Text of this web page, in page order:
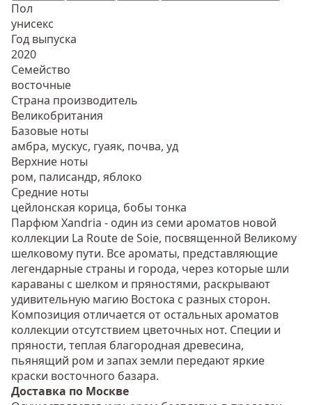
Пол
унисекс
Год выпуска
2020
Семейство
восточные
Страна производитель
Великобритания
Базовые ноты
амбра, мускус, гуаяк, почва, уд
Верхние ноты
ром, палисандр, яблоко
Средние ноты
цейлонская корица, бобы тонка
Парфюм Xandria - один из семи ароматов новой
коллекции La Route de Soie, посвященной Великому
шелковому пути. Все ароматы, представляющие
легендарные страны и города, через которые шли
караваны с шелком и пряностями, раскрывают
удивительную магию Востока с разных сторон.
Композиция отличается от остальных ароматов
коллекции отсутствием цветочных нот. Специи и
пряности, теплая благородная древесина,
пьянящий ром и запах земли передают яркие
краски восточного базара.
Доставка по Москве